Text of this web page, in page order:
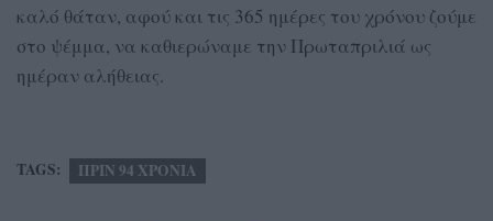
καλό θάταν, αφού και τις 365 ημέρες του χρόνου ζούμε
στο ψέμμα, να καθιερώναμε την Πρωταπριλιά ως
ημέραν αλήθειας.
TAGS: ΠΡΙΝ 94 ΧΡΟΝΙΑ